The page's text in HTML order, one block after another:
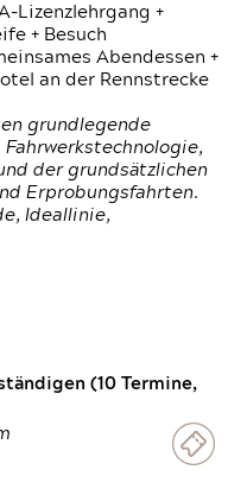
Lizenzlehrgang +
+ Besuch
Abendessen +
an der Rennstrecke
grundlegende
der grundsätzlichen
Erprobungsfahrten.
Ideallinie,
(10 Termine,